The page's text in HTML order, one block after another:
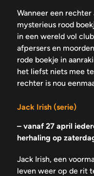
Wanneer een
mysterieus rood
in een wereld vol
afpersers en
rode boekje in
het liefst niets mee
rechter is nou
Jack Irish (serie)
– vanaf 27 april
herhaling op
Jack Irish, een
leven weer op de rit